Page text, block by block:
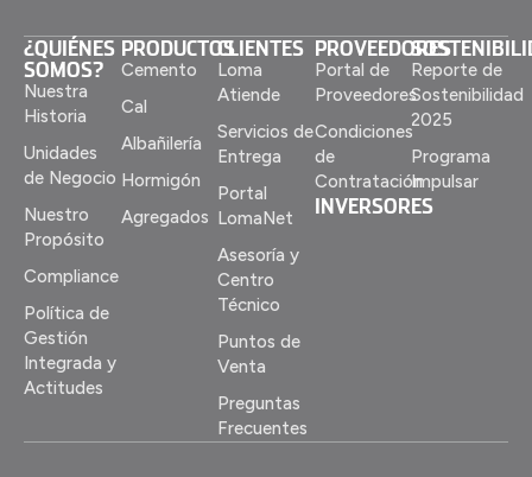
¿QUIÉNES
SOMOS?
Nuestra
Historia
Unidades
de Negocio
Nuestro
Propósito
Compliance
Política de
Gestión
Integrada y
Actitudes
PRODUCTOS
Cemento
Cal
Albañilería
Hormigón
Agregados
CLIENTES
Loma
Atiende
Servicios de
Entrega
Portal
LomaNet
Asesoría y
Centro
Técnico
Puntos de
Venta
Preguntas
Frecuentes
PROVEEDORES
Portal de
Proveedores
Condiciones
de
Contratación
INVERSORES
Reporte de
Sostenibilidad
2025
Programa
Impulsar